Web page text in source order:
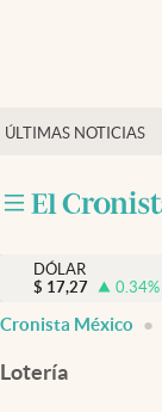
ÚLTIMAS NOTICIAS
Actualidad
Internacionales
Opinión
Brand Strategy
DÓLAR
$ 17,27 0.34%
Cronista México
Lotería